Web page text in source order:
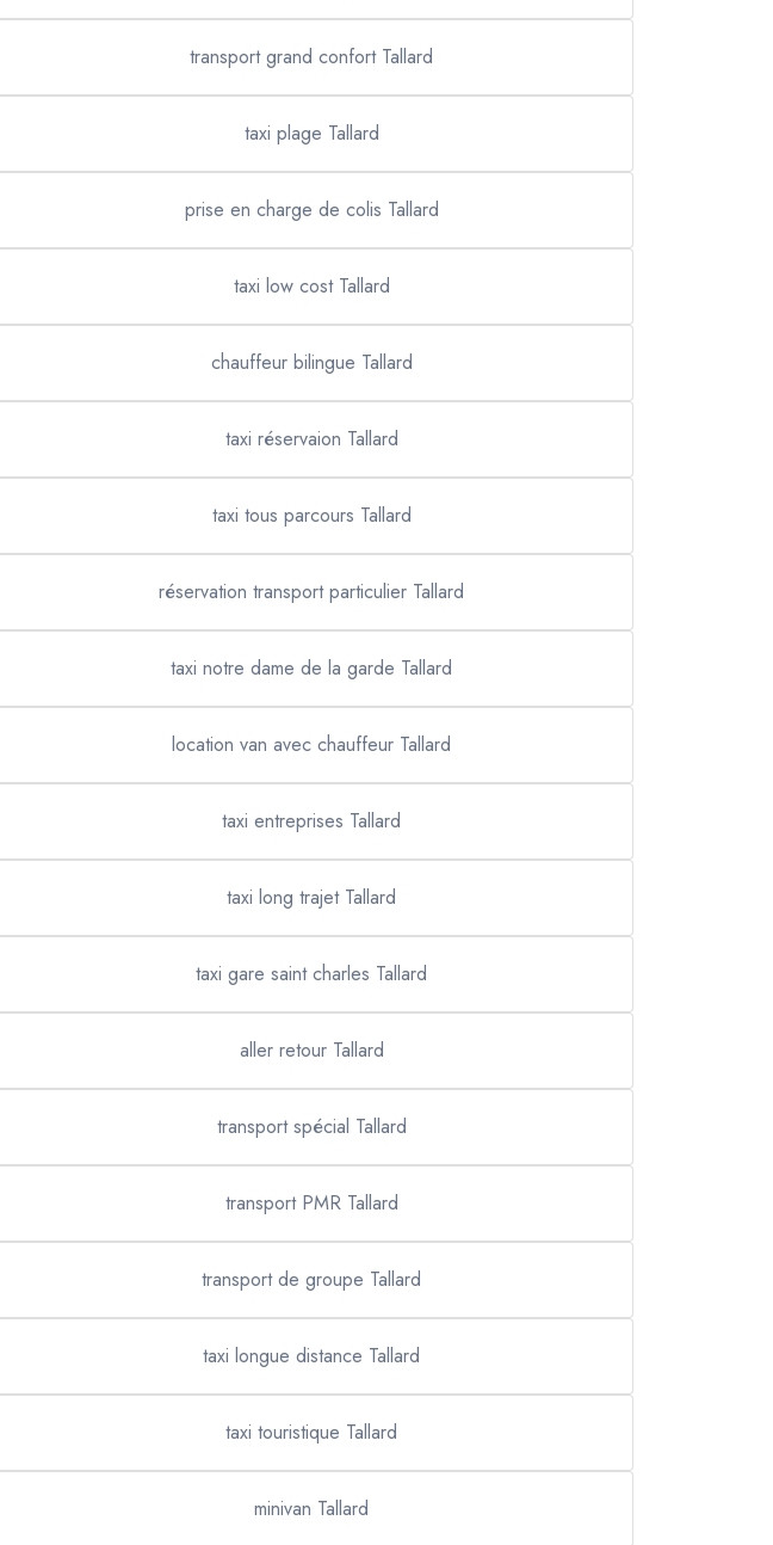
transport grand confort Tallard
taxi plage Tallard
prise en charge de colis Tallard
taxi low cost Tallard
chauffeur bilingue Tallard
taxi réservaion Tallard
taxi tous parcours Tallard
réservation transport particulier Tallard
taxi notre dame de la garde Tallard
location van avec chauffeur Tallard
taxi entreprises Tallard
taxi long trajet Tallard
taxi gare saint charles Tallard
aller retour Tallard
transport spécial Tallard
transport PMR Tallard
transport de groupe Tallard
taxi longue distance Tallard
taxi touristique Tallard
minivan Tallard